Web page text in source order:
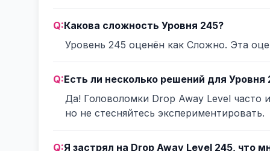
Q:Какова сложность Уровня 245?
Уровень 245 оценён как Сложно. Эта
Q:Есть ли несколько решений для Уровня
Да! Головоломки Drop Away Level
но не стесняйтесь экспериментировать.
Q:Я застрял на Drop Away Level 245, что